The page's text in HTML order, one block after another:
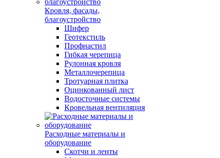
Кровля, фасады,
благоустройство
Шифер
Геотекстиль
Профнастил
Гибкая черепица
Рулонная кровля
Металлочерепица
Тротуарная плитка
Оцинкованный лист
Водосточные системы
Кровельная вентиляция
Расходные материалы и
оборудование
Скотчи и ленты